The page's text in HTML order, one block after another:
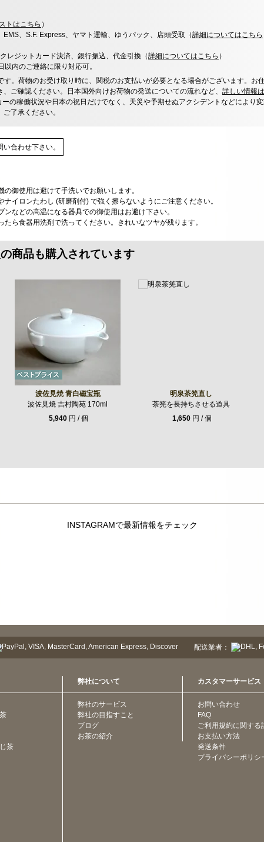
トはこちら ）
EMS、S.F. Express、ヤマト運輸、ゆうパック、店頭受取（詳細についてはこちら
レジットカード決済、銀行振込、代金引換（詳細についてはこちら ）
以内のご連絡に限り対応可。
す。荷物のお受け取り時に、関税のお支払いが必要となる場合がございます。お
ご確認ください。日本国外向けお荷物の発送についての流れなど、 詳しい情報
の稼働状況や日本の祝日だけでなく、天災や予期せぬアクシデントなどにより
了承ください。
い合わせ下さい。
の御使用は避けて手洗いでお願いします。
イロンたわし (研磨剤付) で強く擦らないようにご注意ください。
ンなどの高温になる器具での御使用はお避け下さい。
たら食器用洗剤で洗ってください。きれいなツヤが残ります。
商品も購入されています
波佐見焼 青白磁宝瓶
波佐見焼 吉村陶苑 170ml
5,940円 / 個
明泉茶筅直し
茶筅を長持ちさせる道具
1,650円 / 個
INSTAGRAMで最新情報をチェック
配送業者：
茶
弊社について
弊社のサービス
弊社の目指すこと
ブログ
お茶の紹介
カスタマーサービス
お問い合わせ
FAQ
ご利用規約に関する
お支払い方法
発送条件
プライバシーポリシ